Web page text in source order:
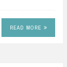
READ MORE